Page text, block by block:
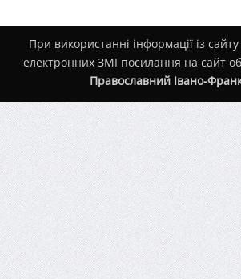
При використанні інформації із
електронних ЗМІ посилання на сайт
Православний Івано-